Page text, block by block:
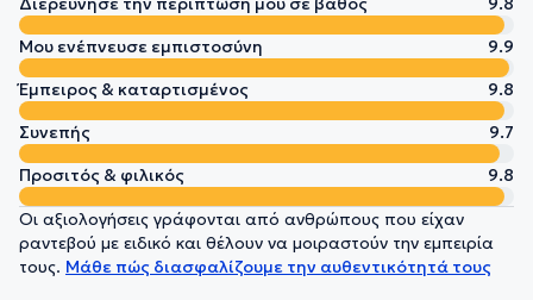
Μου ενέπνευσε εμπιστοσύνη
9.9
Έμπειρος & καταρτισμένος
9.8
Συνεπής
9.7
Προσιτός & φιλικός
9.8
Οι αξιολογήσεις γράφονται από ανθρώπους που είχαν
ραντεβού με ειδικό και θέλουν να μοιραστούν την εμπειρία
τους. Μάθε πώς διασφαλίζουμε την αυθεντικότητά τους